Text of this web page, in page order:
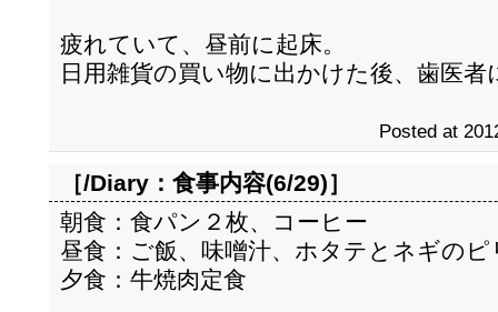
疲れていて、昼前に起床。
日用雑貨の買い物に出かけた後、歯医者
Posted at
［/Diary： 食事内容(6/29)］
朝食：食パン２枚、コーヒー
昼食：ご飯、味噌汁、ホタテとネギのピ
夕食：牛焼肉定食